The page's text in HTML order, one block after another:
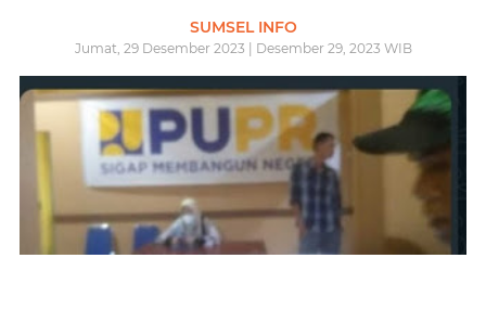
SUMSEL INFO
Jumat, 29 Desember 2023 | Desember 29, 2023 WIB